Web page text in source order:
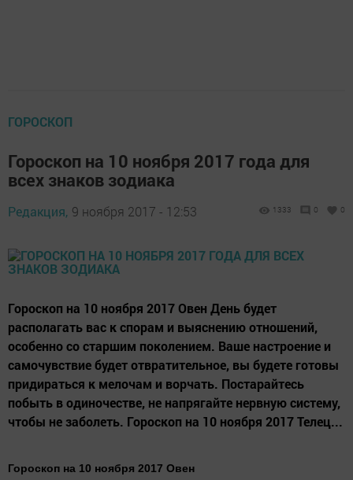
ГОРОСКОП
Гороскоп на 10 ноября 2017 года для
всех знаков зодиака
Редакция, 9 ноября 2017 - 12:53 1333 0 0
Гороскоп на 10 ноября 2017 Овен День будет
располагать вас к спорам и выяснению отношений,
особенно со старшим поколением. Ваше настроение и
самочувствие будет отвратительное, вы будете готовы
придираться к мелочам и ворчать. Постарайтесь
побыть в одиночестве, не напрягайте нервную систему,
чтобы не заболеть. Гороскоп на 10 ноября 2017 Телец...
Гороскоп на 10 ноября 2017 Овен